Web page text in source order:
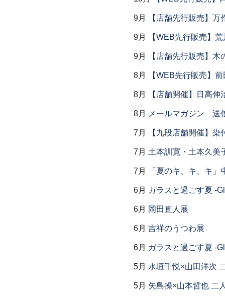
9月 【店舗先行販売】万
9月 【WEB先行販売】
9月 【店舗先行販売】木
8月 【WEB先行販売】
8月 【店舗開催】日高
8月 メールマガジン 送
7月 【九段店舗開催】染
7月 土本訓寛・土本久美
7月 「夏のキ、キ、キ
6月 ガラスと過ごす夏 -
6月 岡田直人展
6月 吉祥のうつわ展
6月 ガラスと過ごす夏 -
5月 水垣千悦×山田洋次
5月 矢島操×山本哲也 二